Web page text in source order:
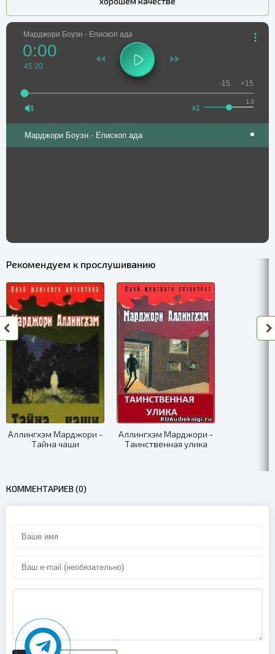
Марджори Боуэн - Епископ ада
0:00
45:20
1.0
x1
-15 +15
Марджори Боуэн - Епископ ада
Рекомендуем к прослушиванию
Аллингхэм Марджори -
Тайна чаши
Аллингхэм Марджори -
Таинственная улика
КОММЕНТАРИЕВ (0)